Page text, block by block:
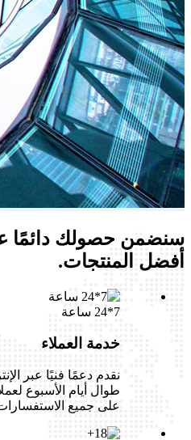
سنضمن حصولك دائمًا
أفضل المنتجات.
7*24 ساعة
خدمة العملاء
نقدم دعمًا فنيًا عبر
طوال أيام الأسبوع
على جميع الاستفسارات